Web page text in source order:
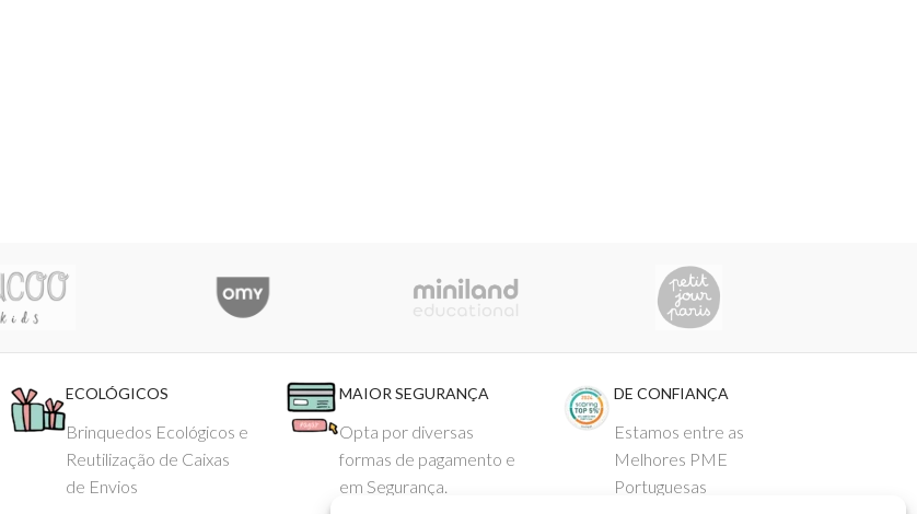
ECOLÓGICOS
Brinquedos Ecológicos e
Reutilização de Caixas
de Envios
MAIOR SEGURANÇA
Opta por diversas
formas de pagamento e
em Segurança.
DE CONFIANÇA
Estamos entre as
Melhores PME
Portuguesas